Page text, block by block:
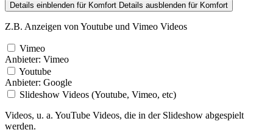
Details einblenden für Komfort Details ausblenden für Komfort
Z.B. Anzeigen von Youtube und Vimeo Videos
Vimeo
Anbieter: Vimeo
Youtube
Anbieter: Google
Slideshow Videos (Youtube, Vimeo, etc)
Videos, u. a. YouTube Videos, die in der Slideshow abgespielt
werden.